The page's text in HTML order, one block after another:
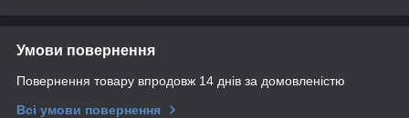
Умови повернення
Повернення товару впродовж 14 днів за домовленістю
Всі умови повернення